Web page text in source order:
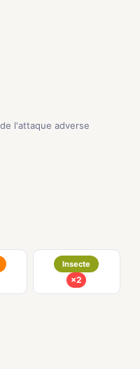
l'attaque adverse
Insecte
×2